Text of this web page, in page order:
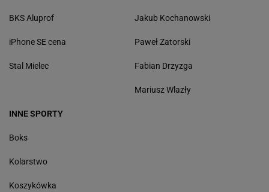
BKS Aluprof
iPhone SE cena
Stal Mielec
Jakub Kochanowski
Paweł Zatorski
Fabian Drzyzga
Mariusz Wlazły
INNE SPORTY
Boks
Kolarstwo
Koszykówka